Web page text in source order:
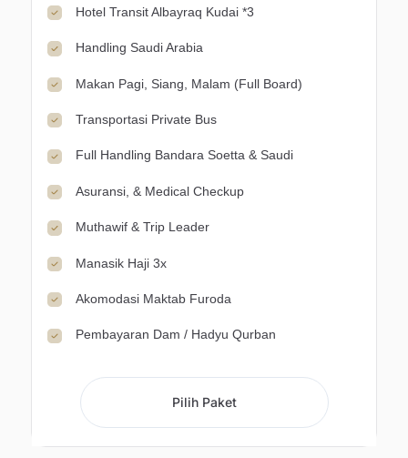
Hotel Transit Albayraq Kudai *3
Handling Saudi Arabia
Makan Pagi, Siang, Malam (Full Board)
Transportasi Private Bus
Full Handling Bandara Soetta & Saudi
Asuransi, & Medical Checkup
Muthawif & Trip Leader
Manasik Haji 3x
Akomodasi Maktab Furoda
Pembayaran Dam / Hadyu Qurban
Pilih Paket